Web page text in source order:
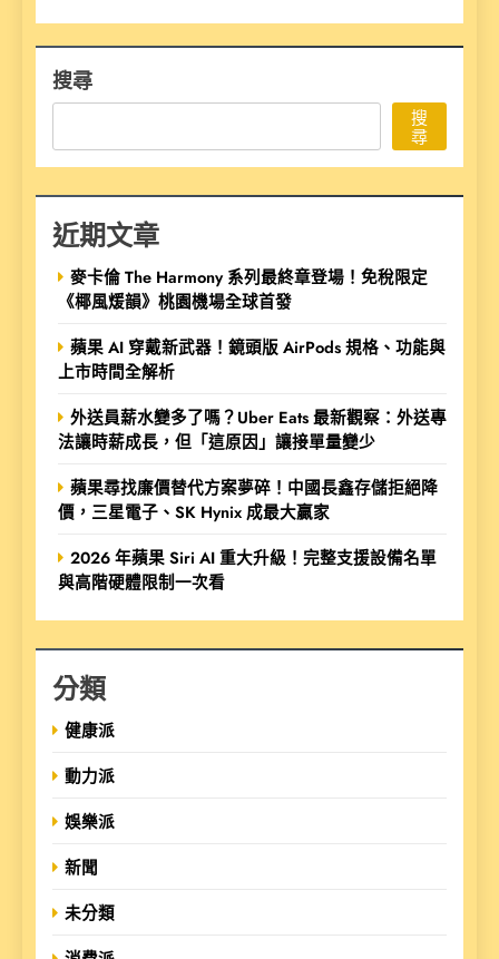
搜尋
搜
尋
近期文章
麥卡倫 The Harmony 系列最終章登場！免稅限定
《椰風煖韻》桃園機場全球首發
蘋果 AI 穿戴新武器！鏡頭版 AirPods 規格、功能與
上市時間全解析
外送員薪水變多了嗎？Uber Eats 最新觀察：外送專
法讓時薪成長，但「這原因」讓接單量變少
蘋果尋找廉價替代方案夢碎！中國長鑫存儲拒絕降
價，三星電子、SK Hynix 成最大贏家
2026 年蘋果 Siri AI 重大升級！完整支援設備名單
與高階硬體限制一次看
分類
健康派
動力派
娛樂派
新聞
未分類